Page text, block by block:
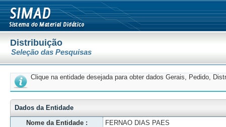
Distribuição
Seleção das Pesquisas
Clique na entidade desejada para obter dados Gerais, Pedido,
Dados da Entidade
Nome da Entidade :
FERNAO DIAS PAES